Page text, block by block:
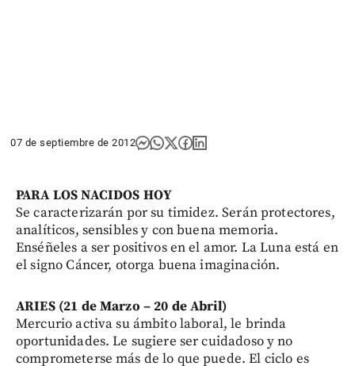
07 de septiembre de 2012
PARA LOS NACIDOS HOY
Se caracterizarán por su timidez. Serán protectores,
analíticos, sensibles y con buena memoria.
Enséñeles a ser positivos en el amor. La Luna está en
el signo Cáncer, otorga buena imaginación.
ARIES (21 de Marzo – 20 de Abril)
Mercurio activa su ámbito laboral, le brinda
oportunidades. Le sugiere ser cuidadoso y no
comprometerse más de lo que puede. El ciclo es